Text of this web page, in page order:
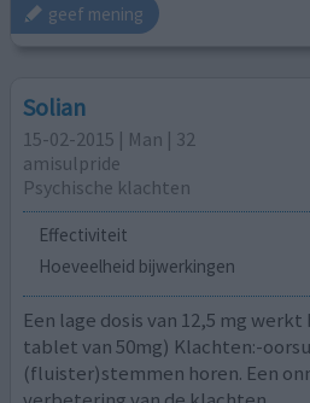
geef mening
Solian
15-02-2015 | Man | 32
amisulpride
Psychische klachten
Effectiviteit
Hoeveelheid bijwerkingen
Een lage dosis van 12,5 mg
tablet van 50mg) Klachten:-
(fluister)stemmen horen. Een